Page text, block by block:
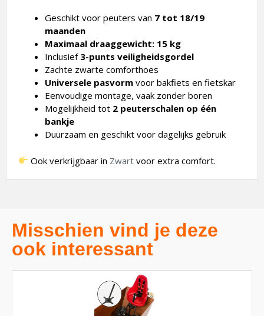
Geschikt voor peuters van 7 tot 18/19
maanden
Maximaal draaggewicht: 15 kg
Inclusief 3-punts veiligheidsgordel
Zachte zwarte comforthoes
Universele pasvorm voor bakfiets en fietskar
Eenvoudige montage, vaak zonder boren
Mogelijkheid tot 2 peuterschalen op één
bankje
Duurzaam en geschikt voor dagelijks gebruik
Ook verkrijgbaar in Zwart voor extra comfort.
Misschien vind je deze
ook interessant